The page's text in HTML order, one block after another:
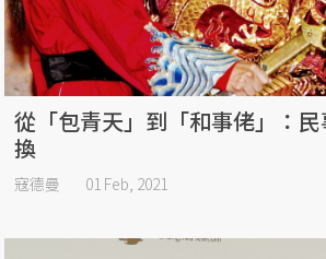
從「包青天」到「和事佬」：
換
寇德曼 01 Feb, 2021